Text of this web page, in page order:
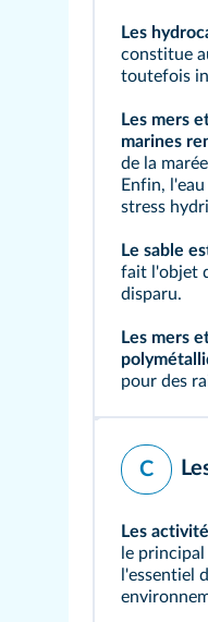
Les
constitue
toutefois
Les mers
marines
de la
Enfin,
stress
Le sable
fait l'objet
disparu.
Les mers
pour des
C
Les
le
l'essentiel